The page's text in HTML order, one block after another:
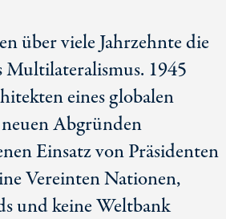
über viele Jahrzehnte die
1945
eines globalen
Abgründen
Einsatz von Präsidenten
Vereinten Nationen,
und keine Weltbank